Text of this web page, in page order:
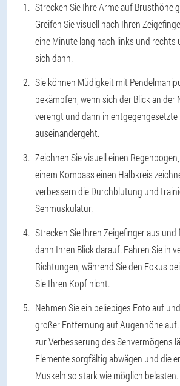
Strecken Sie Ihre Arme auf Brusthöhe
Greifen Sie visuell nach Ihren
eine Minute lang nach links und rechts
sich dann.
Sie können Müdigkeit mit
bekämpfen, wenn sich der Blick an der
verengt und dann in
auseinandergeht.
Zeichnen Sie visuell einen
einem Kompass einen Halbkreis
verbessern die Durchblutung und
Sehmuskulatur.
Strecken Sie Ihren Zeigefinger aus und
dann Ihren Blick darauf. Fahren Sie in
Richtungen, während Sie den Fokus
Sie Ihren Kopf nicht.
Nehmen Sie ein beliebiges Foto auf
großer Entfernung auf Augenhöhe
zur Verbesserung des Sehvermögens
Elemente sorgfältig abwägen und die
Muskeln so stark wie möglich belasten.